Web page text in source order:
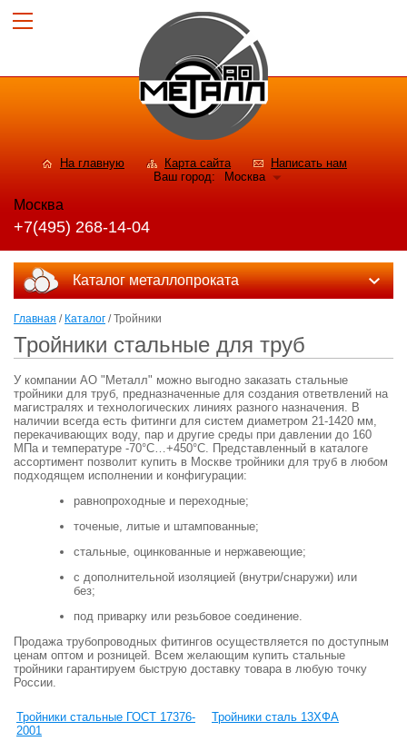
На главную Карта сайта
Написать нам
Ваш город:
Москва
Москва
+7(495) 268-14-04
Каталог металлопроката
Главная / Каталог / Тройники
Тройники стальные для труб
У компании АО "Металл" можно выгодно заказать стальные
тройники для труб, предназначенные для создания ответвлений на
магистралях и технологических линиях разного назначения. В
наличии всегда есть фитинги для систем диаметром 21-1420 мм,
перекачивающих воду, пар и другие среды при давлении до 160
МПа и температуре -70°С…+450°С. Представленный в каталоге
ассортимент позволит купить в Москве тройники для труб в любом
подходящем исполнении и конфигурации:
равнопроходные и переходные;
точеные, литые и штампованные;
стальные, оцинкованные и нержавеющие;
с дополнительной изоляцией (внутри/снаружи) или
без;
под приварку или резьбовое соединение.
Продажа трубопроводных фитингов осуществляется по доступным
ценам оптом и розницей. Всем желающим купить стальные
тройники гарантируем быструю доставку товара в любую точку
России.
Тройники стальные ГОСТ 17376-
2001
Тройники сталь 13ХФА